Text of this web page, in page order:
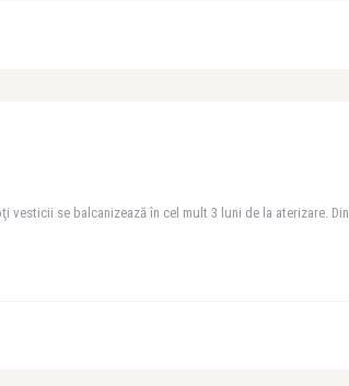
vesticii se balcanizează în cel mult 3 luni de la aterizare. Din